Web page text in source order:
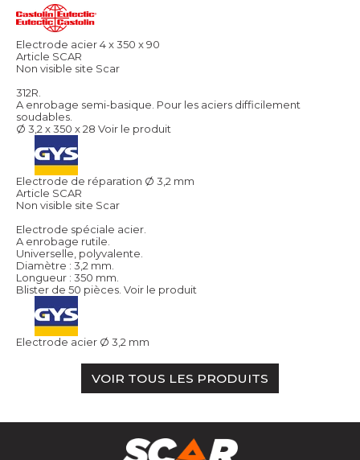
Electrode acier 4 x 350 x 90
Article SCAR
Non visible site Scar
312R.
A enrobage semi-basique. Pour les aciers difficilement
soudables.
Ø 3,2 x 350 x 28 Voir le produit
Electrode de réparation Ø 3,2 mm
Article SCAR
Non visible site Scar
Electrode spéciale acier.
A enrobage rutile.
Universelle, polyvalente.
Diamètre : 3,2 mm.
Longueur : 350 mm.
Blister de 50 pièces. Voir le produit
Electrode acier Ø 3,2 mm
VOIR TOUS LES PRODUITS